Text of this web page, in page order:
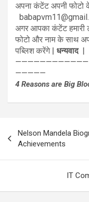
अपना कंटेंट अपनी फोटो
अगर आपका कंटेंट हमारी
फोटो और नाम के साथ
पब्लिश करेंगे | धन्यवाद |
—————
4 Reasons are Big
navigation
Nelson Mandela
Achievements
IT